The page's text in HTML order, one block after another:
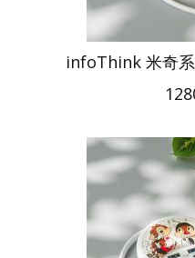
infoThink 米奇